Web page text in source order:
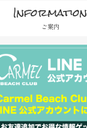
Information
ご案内